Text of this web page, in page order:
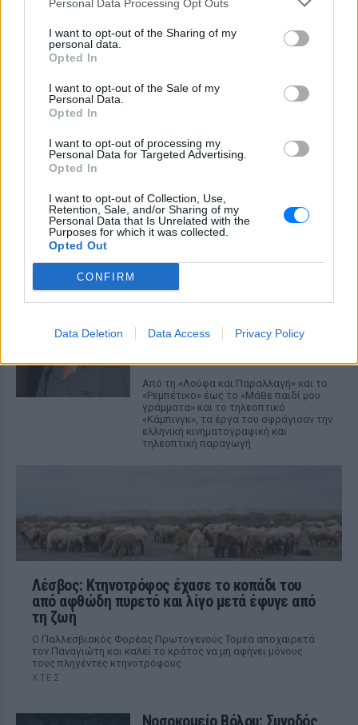
Personal Data Processing Opt Outs
I want to opt-out of the Sharing of my
personal data.
Opted In
I want to opt-out of the Sale of my
Personal Data.
Opted In
I want to opt-out of processing my
Personal Data for Targeted Advertising.
Opted In
I want to opt-out of Collection, Use,
Retention, Sale, and/or Sharing of my
Personal Data that Is Unrelated with the
Purposes for which it was collected.
Opted Out
CONFIRM
Data Deletion Data Access Privacy Policy
πορτοκαλί»
συνέντευξη στους «EuroInsiders» και
αναφέρθηκε, μεταξύ άλλων, στην
Αλογα σε πανηγύρια της
κριτική «επίθεση στον τόπο»
ΧΤΕΣ
πυροδότησαν έντονη αντιπαράθεση στα
Έφυγε από τη ζωή στα 74 του ο
σπουδαίος ηθοποιός Νίκος
Καλογερόπουλος
ΧΤΕΣ
Από τη «Λούφα και Παραλλαγή» και το
«Ρεμπέτικο» έως το «Μάθε παιδί μου
γράμματα» και το τηλεοπτικό
«Κάμπινγκ», τα έργα του σφράγισαν την
ελληνική κινηματογραφική και
τηλεοπτική παραγωγή
Λέσβος: Κτηνοτρόφος έχασε το κοπάδι του
από αφθώδη πυρετό και λίγο μετά έφυγε από
τη ζωή
Ο Παλλεσβιακός Φορέας Πρωτογενούς Τομέα αποχαιρετά
τον Παναγιώτη και καλεί το κράτος να μη αφήνει μόνους
τους πληγέντες κτηνοτρόφους
ΧΤΕΣ
Νοσοκομείο Βόλου: Συνοδός